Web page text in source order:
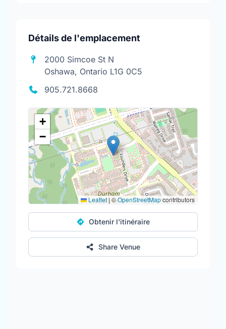
Détails de l'emplacement
2000 Simcoe St N
Oshawa, Ontario L1G 0C5
905.721.8668
+
−
Leaflet|©OpenStreetMapcontributors
Obtenir l'itinéraire
Share Venue